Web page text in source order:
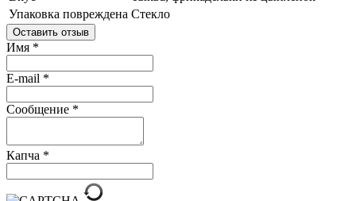
Упаковка повреждена Стекло
Оставить отзыв
Имя *
E-mail *
Сообщение *
Капча *